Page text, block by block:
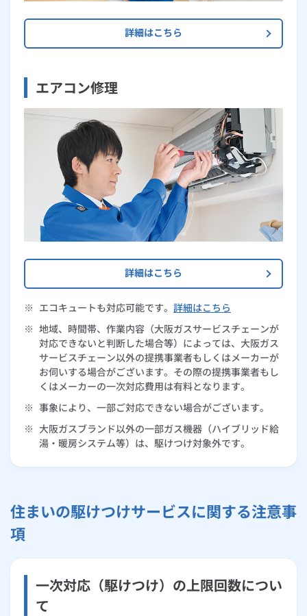
詳細はこちら
エアコン修理
詳細はこちら
※ エコキュートも対応可能です。 詳細はこちら
※ 地域、時間帯、作業内容（大阪ガスサービスチェーンが
対応できないと判断した場合等）によっては、大阪ガス
サービスチェーン以外の提携事業者もしくはメーカーが
お伺いする場合がございます。その際の提携事業者もし
くはメーカーの一次対応費用は有料となります。
※ 事象により、一部ご対応できない場合がございます。
※ 大阪ガスブランド以外の一部ガス機器（ハイブリッド給
湯・暖房システム等）は、駆けつけ対象外です。
住まいの駆けつけサービスに関する注意事
項
一次対応（駆けつけ）の上限回数につい
て